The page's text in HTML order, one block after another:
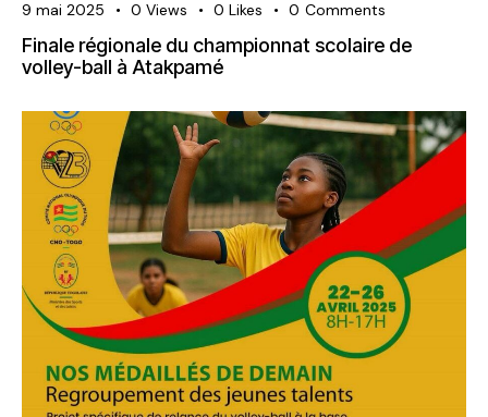
9 mai 2025 0 Views 0 Likes 0 Comments
Finale régionale du championnat scolaire de
volley-ball à Atakpamé